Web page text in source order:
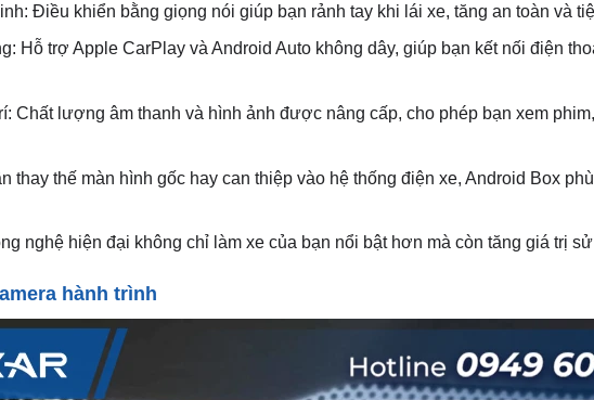
Điều khiển bằng giọng nói giúp bạn rảnh tay khi lái xe, tăng an toàn và
Hỗ trợ Apple CarPlay và Android Auto không dây, giúp bạn kết nối điện
Chất lượng âm thanh và hình ảnh được nâng cấp, cho phép bạn xem
thay thế màn hình gốc hay can thiệp vào hệ thống điện xe, Android Box
nghệ hiện đại không chỉ làm xe của bạn nổi bật hơn mà còn tăng giá trị
hành trình